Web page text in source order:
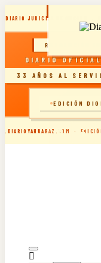
DIARIO JUDICIAL DE ÁNCASH ·
·
RESOLUCIÓN
DIARIO
33 AÑOS AL
🗞️
EDICIÓN
to
content
sábado, agosto 8,
DIARIO YA
DIARIO YA
DIARIO YA